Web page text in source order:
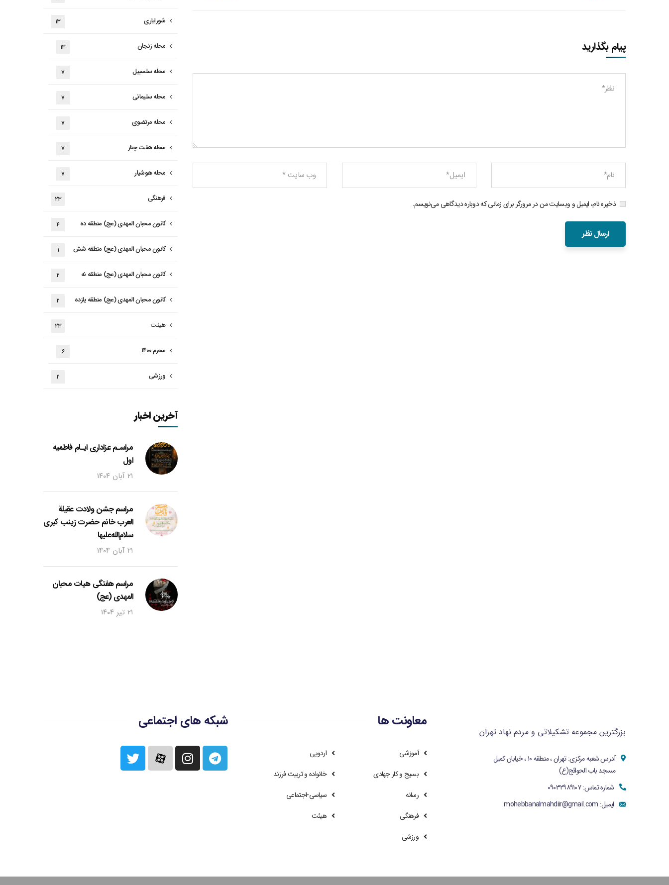
پیام بگذارید
ذخیره نام، ایمیل و وبسایت من در مرورگر برای زمانی که دوباره دیدگاهی می‌نویسم.
شورایاری ۱۳
محله زنجان ۱۳
محله سلسبیل ۷
محله سلیمانی ۷
محله مرتضوی ۷
محله هفت چنار ۷
محله هوشیار ۷
فرهنگی ۲۳
کانون محبان المهدی (عج) منطقه ده ۴
کانون محبان المهدی (عج) منطقه شش ۱
کانون محبان المهدی (عج) منطقه نه ۲
کانون محبان المهدی (عج) منطقه یازده ۲
هیئت ۲۳
محرم ۱۴۰۰ ۶
ورزشی ۲
آخرین اخبار
مراسـم عزاداری ایـام فاطمیه
اول
۲۱ آبان ۱۴۰۴
مراسم جشن ولادت عقیلة
العرب خانم حضرت زینب کبری
سلام‌الله‌علیها
۲۱ آبان ۱۴۰۴
مراسم هفتگی هیات محبان
المهدی (عج)
۲۱ تیر ۱۴۰۴
بزرگترین مجموعه تشکیلاتی و مردم نهاد تهران
آدرس شعبه مرکزی: تهران ، منطقه ۱۰ ، خیابان کمیل
مسجد باب الحوائج(ع)
شماره تماس: ۰۹۰۳۲۹۸۹۱۰۷
ایمیل: mohebbanalmahdiir@gmail.com
معاونت ها
آموزشی
اردویی
بسیج و کار جهادی
خانواده و تربیت فرزند
رسانه
سیاسی-اجتماعی
فرهنگی
هیئت
ورزشی
شبکه های اجتماعی